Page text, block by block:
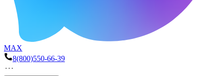
MAX
8(800)550-66-39